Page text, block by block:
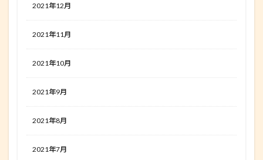
2021年12月
2021年11月
2021年10月
2021年9月
2021年8月
2021年7月